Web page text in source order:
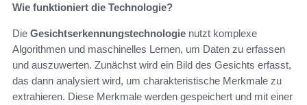
Wie funktioniert die Technologie?
Die Gesichtserkennungstechnologie nutzt komplexe
Algorithmen und maschinelles Lernen, um Daten zu erfassen
und auszuwerten. Zunächst wird ein Bild des Gesichts erfasst,
das dann analysiert wird, um charakteristische Merkmale zu
extrahieren. Diese Merkmale werden gespeichert und mit einer